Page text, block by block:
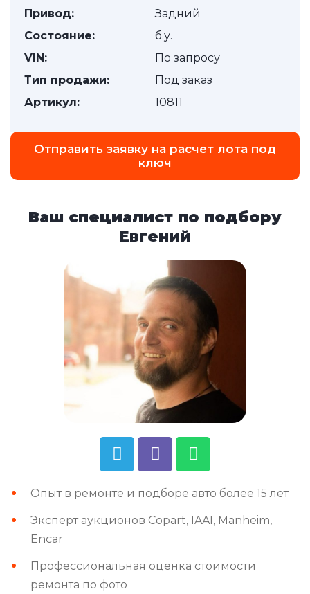
Привод:
Задний
Состояние:
б.у.
VIN:
По запросу
Тип продажи:
Под заказ
Артикул:
10811
Отправить заявку на расчет лота под
ключ
Ваш специалист по подбору
Евгений
Опыт в ремонте и подборе авто более 15 лет
Эксперт аукционов Copart, IAAI, Manheim,
Encar
Профессиональная оценка стоимости
ремонта по фото